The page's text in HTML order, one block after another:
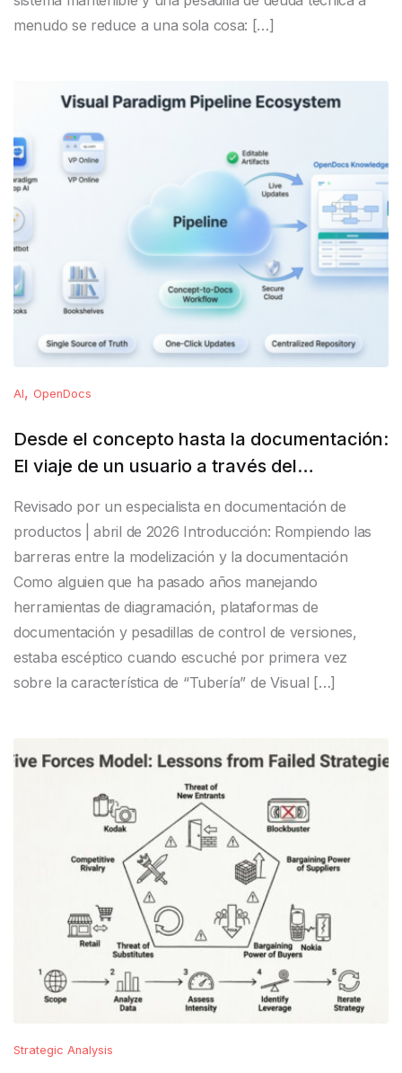
menudo se reduce a una sola cosa: […]
AI, OpenDocs
Desde el concepto hasta la documentación:
El viaje de un usuario a través del
Revisado por un especialista en documentación de
productos | abril de 2026 Introducción: Rompiendo las
barreras entre la modelización y la documentación
Como alguien que ha pasado años manejando
herramientas de diagramación, plataformas de
documentación y pesadillas de control de versiones,
estaba escéptico cuando escuché por primera vez
sobre la característica de “Tubería” de Visual […]
Strategic Analysis